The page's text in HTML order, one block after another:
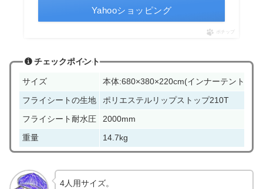
Yahooショッピング
ポチップ
チェックポイント
サイズ
本体:680×380×220cm(インナーテント
フライシートの生地
ポリエステルリップストップ210T
フライシート耐水圧
2000mm
重量
14.7kg
4人用サイズ。